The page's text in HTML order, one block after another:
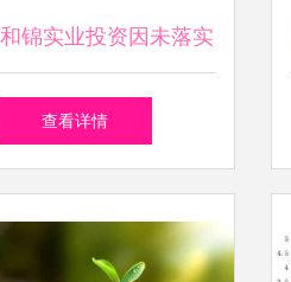
锦实业投资因未落实
治措施被罚款五万元
查看详情